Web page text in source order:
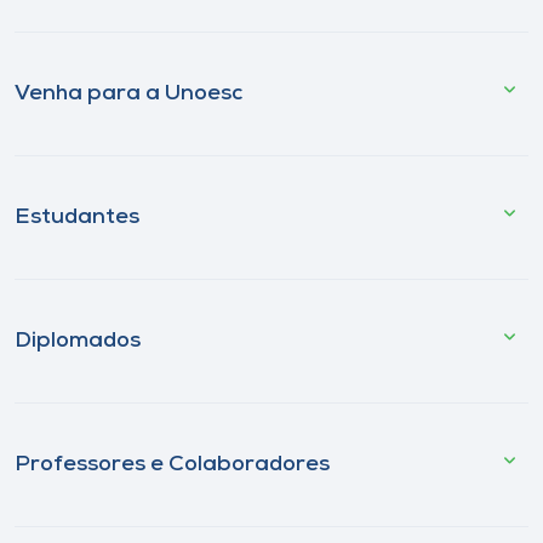
Venha para a Unoesc
Estudantes
Diplomados
Professores e Colaboradores